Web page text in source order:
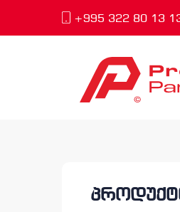
+995 322 80 13